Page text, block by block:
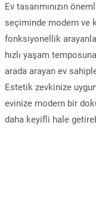
Ev tasarımınızın
seçiminde modern ve
fonksiyonellik
hızlı yaşam
arada arayan ev
Estetik zevkinize
evinize modern bir
daha keyifli hale